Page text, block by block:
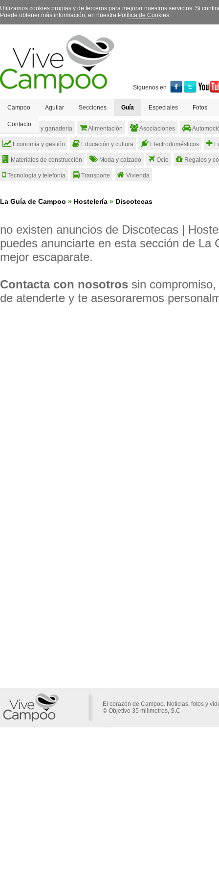
Utilizamos cookies propias y de terceros para mejorar nuestros servicios. Si
Puede obtener más información, en nuestra Política de Cookies.
Síguenos en
Campoo Aguilar Secciones Guía Especiales Fotos
Contacto
Agricultura y ganadería Alimentación Asociaciones
Economía y gestión Educación y cultura Electrodomésticos
Materiales de construcción Moda y calzado Ocio Regalos y
Tecnología y telefonía Transporte Vivienda
La Guía de Campoo » Hostelería » Discotecas
no existen anuncios de Discotecas |
puedes anunciarte en esta sección de La
mejor escaparate.
Contacta con nosotros sin
de atenderte y te asesoraremos
El corazón de Campoo. Noticias, fotos y
© Objetivo 35 milímetros, S.C